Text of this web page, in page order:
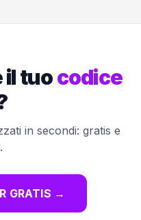
il tuocodice
in secondi: gratis e
GRATIS →